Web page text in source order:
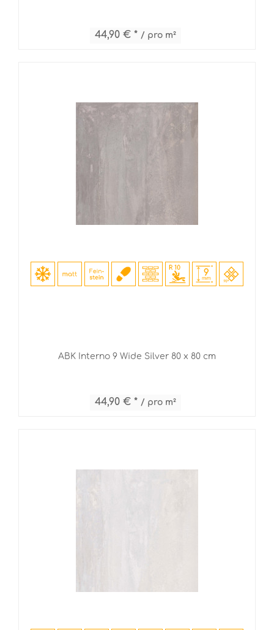
44,90 € * / pro m²
ABK Interno 9 Wide Silver 80 x 80 cm
44,90 € * / pro m²